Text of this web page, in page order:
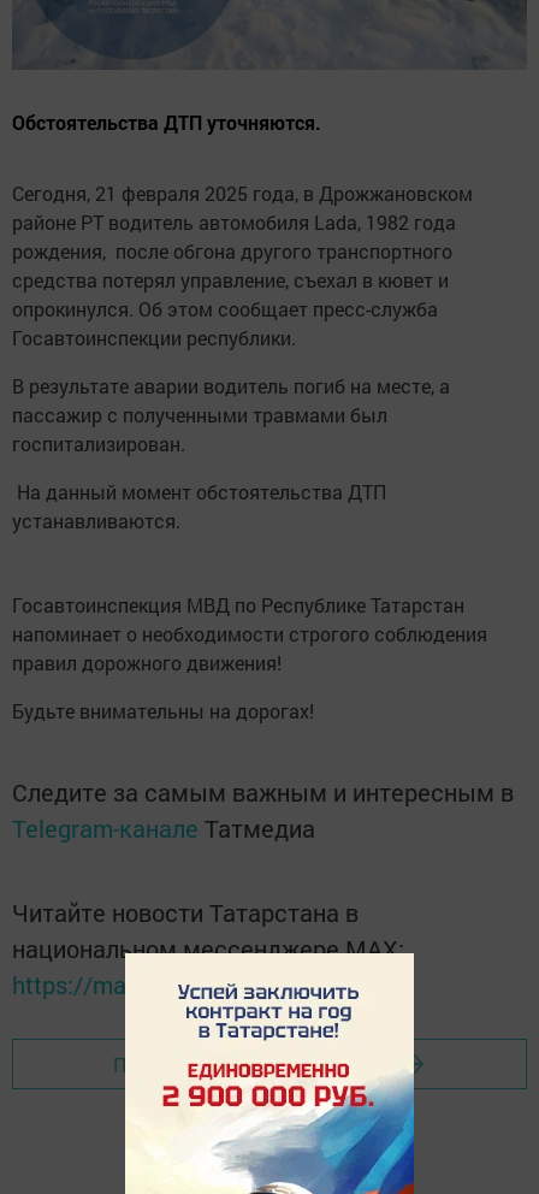
Обстоятельства ДТП уточняются.
Сегодня, 21 февраля 2025 года, в Дрожжановском
районе РТ водитель автомобиля Lada, 1982 года
рождения, после обгона другого транспортного
средства потерял управление, съехал в кювет и
опрокинулся. Об этом сообщает пресс-служба
Госавтоинспекции республики.
В результате аварии водитель погиб на месте, а
пассажир с полученными травмами был
госпитализирован.
На данный момент обстоятельства ДТП
устанавливаются.
Госавтоинспекция МВД по Республике Татарстан
напоминает о необходимости строгого соблюдения
правил дорожного движения!
Будьте внимательны на дорогах!
Следите за самым важным и интересным в
Telegram-канале Татмедиа
Читайте новости Татарстана в
национальном мессенджере MАХ:
https://max.ru/tatmedia
Перейти на страницу новости